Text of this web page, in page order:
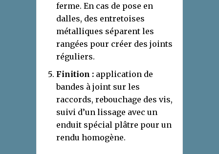
ferme. En cas de pose en
dalles, des entretoises
métalliques séparent les
rangées pour créer des joints
réguliers.
Finition : application de
bandes à joint sur les
raccords, rebouchage des vis,
suivi d’un lissage avec un
enduit spécial plâtre pour un
rendu homogène.